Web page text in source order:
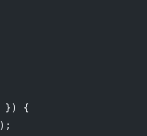
}) {
);